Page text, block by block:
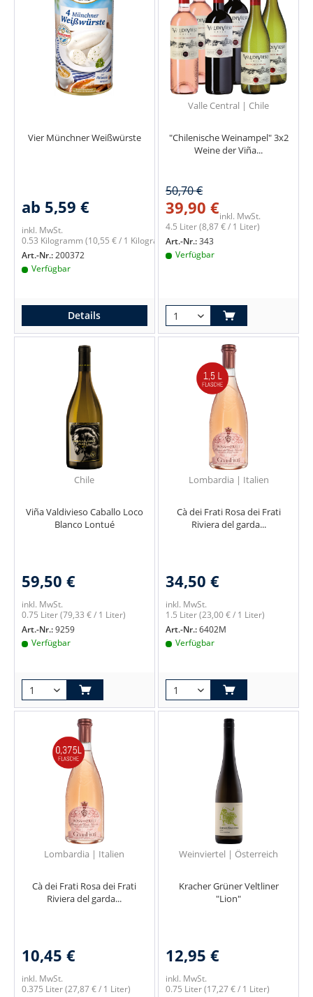
Vier Münchner Weißwürste
ab 5,59 €
inkl. MwSt.
0.53 Kilogramm(10,55 € / 1 Kilogramm)
Art.-Nr.:200372
Verfügbar
Details
Valle Central | Chile
"Chilenische Weinampel" 3x2
Weine der Viña...
50,70 €
39,90 €inkl. MwSt.
4.5 Liter(8,87 € / 1 Liter)
Art.-Nr.:343
Verfügbar
Chile
Viña Valdivieso Caballo Loco
Blanco Lontué
59,50 €
inkl. MwSt.
0.75 Liter(79,33 € / 1 Liter)
Art.-Nr.:9259
Verfügbar
Lombardia | Italien
Cà dei Frati Rosa dei Frati
Riviera del garda...
34,50 €
inkl. MwSt.
1.5 Liter(23,00 € / 1 Liter)
Art.-Nr.:6402M
Verfügbar
Lombardia | Italien
Cà dei Frati Rosa dei Frati
Riviera del garda...
10,45 €
inkl. MwSt.
0.375 Liter(27,87 € / 1 Liter)
Weinviertel | Österreich
Kracher Grüner Veltliner
"Lion"
12,95 €
inkl. MwSt.
0.75 Liter(17,27 € / 1 Liter)